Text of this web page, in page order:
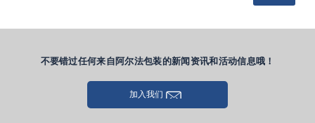
不要错过任何来自阿尔法包装的新闻资讯和活动信息哦！
加入我们